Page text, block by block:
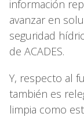
información
avanzar en
seguridad
de ACADES.
Y, respecto al
también es
limpia como